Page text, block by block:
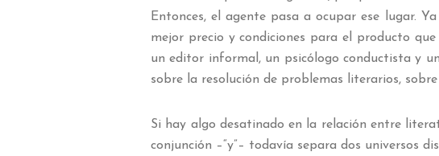
Entonces, el agente pasa a ocupar ese lugar.
mejor precio y condiciones para el producto
un editor informal, un psicólogo conductista y
sobre la resolución de problemas literarios,
Si hay algo desatinado en la relación entre
conjunción –“y”– todavía separa dos universos